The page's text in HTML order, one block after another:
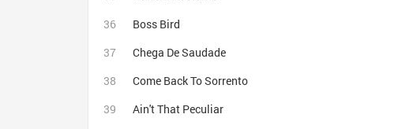
Boss Bird
Chega De Saudade
Come Back To Sorrento
Ain't That Peculiar